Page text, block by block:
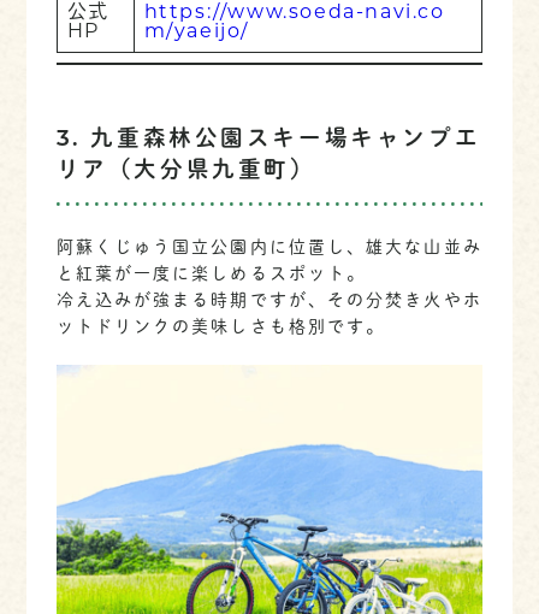
公式
HP
https://www.soeda-navi.co
m/yaeijo/
3. 九重森林公園スキー場キャンプエ
リア（大分県九重町）
阿蘇くじゅう国立公園内に位置し、雄大な山並み
と紅葉が一度に楽しめるスポット。
冷え込みが強まる時期ですが、その分焚き火やホ
ットドリンクの美味しさも格別です。